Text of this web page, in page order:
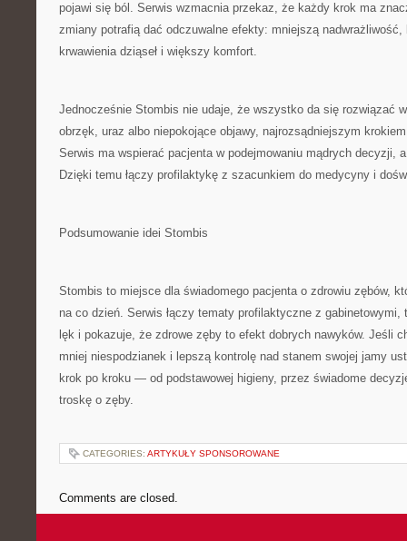
pojawi się ból. Serwis wzmacnia przekaz, że każdy krok ma
zmiany potrafią dać odczuwalne efekty: mniejszą
krwawienia dziąseł i większy komfort.
Jednocześnie Stombis nie udaje, że wszystko da się rozwiązać
obrzęk, uraz albo niepokojące objawy, najrozsądniejszym
Serwis ma wspierać pacjenta w podejmowaniu mądrych decyzji,
Dzięki temu łączy profilaktykę z szacunkiem do medycyny i
Podsumowanie idei Stombis
Stombis to miejsce dla świadomego pacjenta o zdrowiu zębów,
na co dzień. Serwis łączy tematy profilaktyczne z gabinetowymi,
lęk i pokazuje, że zdrowe zęby to efekt dobrych nawyków. Jeśli
mniej niespodzianek i lepszą kontrolę nad stanem swojej jamy
krok po kroku — od podstawowej higieny, przez świadome
troskę o zęby.
CATEGORIES: ARTYKUŁY SPONSOROWANE
Comments are closed.